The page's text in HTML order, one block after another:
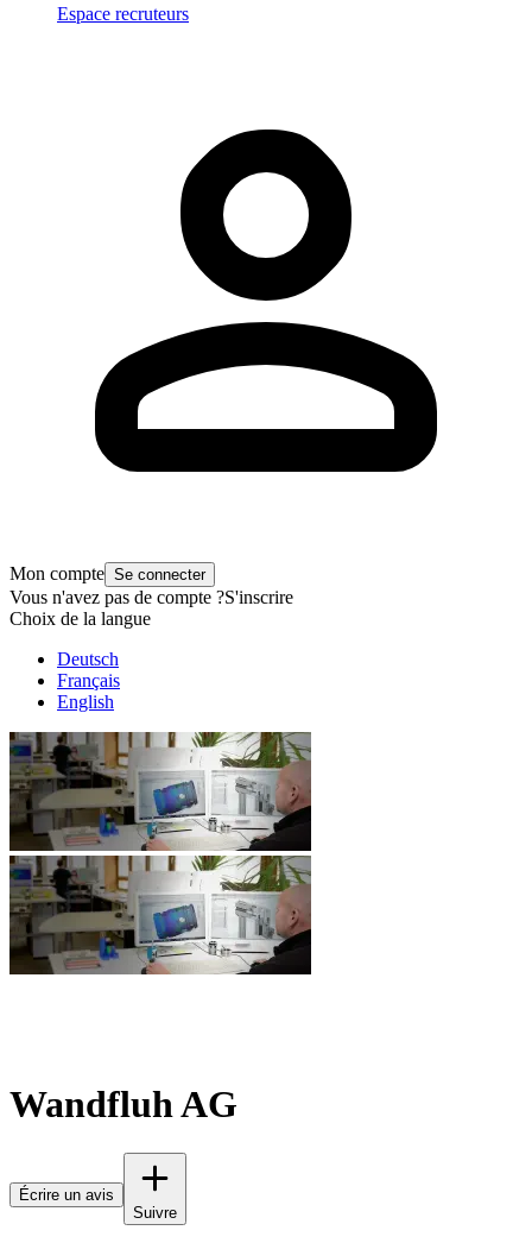
Espace recruteurs
Mon compte Se connecter
Vous n'avez pas de compte ?S'inscrire
Choix de la langue
Deutsch
Français
English
Wandfluh AG
Écrire un avis
Suivre